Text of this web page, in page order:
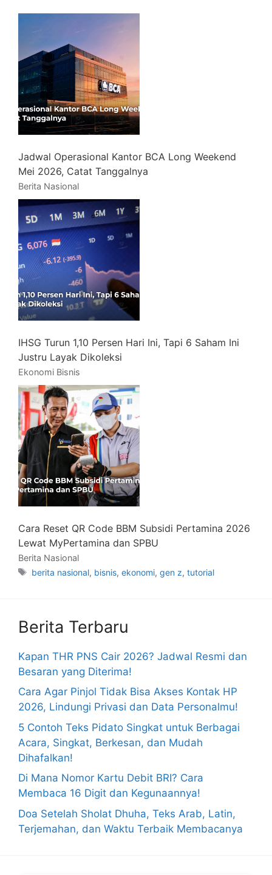
Jadwal Operasional Kantor BCA Long Weekend
Mei 2026, Catat Tanggalnya
Berita Nasional
IHSG Turun 1,10 Persen Hari Ini, Tapi 6 Saham Ini
Justru Layak Dikoleksi
Ekonomi Bisnis
Cara Reset QR Code BBM Subsidi Pertamina 2026
Lewat MyPertamina dan SPBU
Berita Nasional
Tag
berita nasional, bisnis,ekonomi,gen z,tutorial
Berita Terbaru
Kapan THR PNS Cair 2026? Jadwal Resmi dan
Besaran yang Diterima!
Cara Agar Pinjol Tidak Bisa Akses Kontak HP
2026, Lindungi Privasi dan Data Personalmu!
5 Contoh Teks Pidato Singkat untuk Berbagai
Acara, Singkat, Berkesan, dan Mudah
Dihafalkan!
Di Mana Nomor Kartu Debit BRI? Cara
Membaca 16 Digit dan Kegunaannya!
Doa Setelah Sholat Dhuha, Teks Arab, Latin,
Terjemahan, dan Waktu Terbaik Membacanya